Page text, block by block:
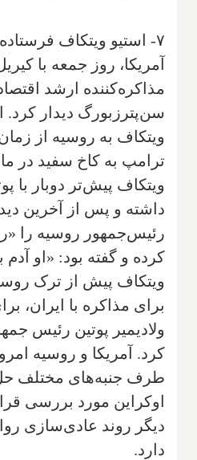
۷- استیو ویتکاف
آمریکا، روز جمعه با
مذاکره‌کننده ارشد
سن‌پترزبورگ دیدار
ویتکاف به روسیه از
ترامپ به کاخ سفید در
ویتکاف پیش‌تر دوبار با
داشته و پس از آخرین
رئیس‌جمهور روسیه را
کرده و گفته بود: «او
ویتکاف پیش از ترک
برای مذاکره با ایران،
ولادیمیر پوتین رئیس
کرد. آمریکا و روسیه
طرف جنبه‌های مختلف
اوکراین مورد بررسی
دیگر روند عادی‌سازی
دارد.